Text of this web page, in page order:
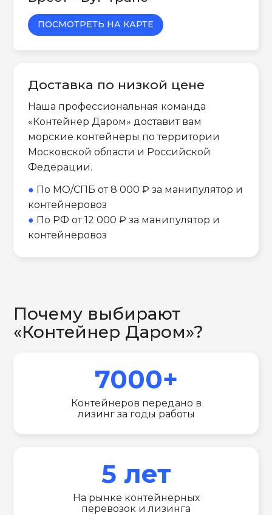
ПОСМОТРЕТЬ НА КАРТЕ
Доставка по низкой цене
Наша профессиональная команда
«Контейнер Даром» доставит вам
морские контейнеры по территории
Московской области и Российской
Федерации.
● По МО/СПБ от 8 000 ₽ за манипулятор и
контейнеровоз
● По РФ от 12 000 ₽ за манипулятор и
контейнеровоз
Почему выбирают
«Контейнер Даром»?
7000+
Контейнеров передано в
лизинг за годы работы
5 лет
На рынке контейнерных
перевозок и лизинга